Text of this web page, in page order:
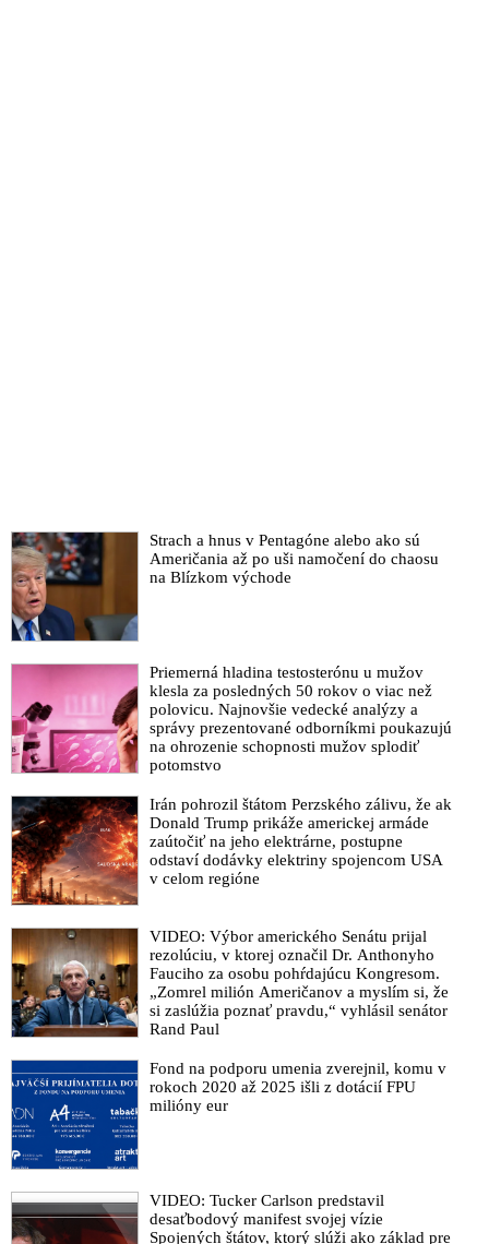
Strach a hnus v Pentagóne alebo ako sú
Američania až po uši namočení do chaosu
na Blízkom východe
Priemerná hladina testosterónu u mužov
klesla za posledných 50 rokov o viac než
polovicu. Najnovšie vedecké analýzy a
správy prezentované odborníkmi poukazujú
na ohrozenie schopnosti mužov splodiť
potomstvo
Irán pohrozil štátom Perzského zálivu, že ak
Donald Trump prikáže americkej armáde
zaútočiť na jeho elektrárne, postupne
odstaví dodávky elektriny spojencom USA
v celom regióne
VIDEO: Výbor amerického Senátu prijal
rezolúciu, v ktorej označil Dr. Anthonyho
Fauciho za osobu pohŕdajúcu Kongresom.
„Zomrel milión Američanov a myslím si, že
si zaslúžia poznať pravdu,“ vyhlásil senátor
Rand Paul
Fond na podporu umenia zverejnil, komu v
rokoch 2020 až 2025 išli z dotácií FPU
milióny eur
VIDEO: Tucker Carlson predstavil
desaťbodový manifest svojej vízie
Spojených štátov, ktorý slúži ako základ pre